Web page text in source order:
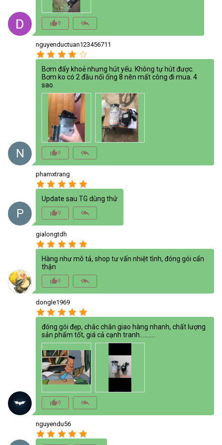
thumb_up_alt0 reply_all
N
nguyenductuan123456711
star star star star star_border
Bơm đẩy khoẻ nhưng hút yếu. Không tự hút được.
Bơm ko có 2 đầu nối ống 8 nên mất công đi mua. 4
sao.
thumb_up_alt0 reply_all
P
phamxtrang
star star star star star
Update sau TG dùng thử
thumb_up_alt0 reply_all
gialongtdh
star star star star star
Hàng như mô tả, shop tư vấn nhiệt tình, đóng gói cẩn
thận
thumb_up_alt0 reply_all
dongle1969
star star star star star
đóng gói đẹp, chắc chắn giao hàng nhanh, chất lượng
sản phẩm tốt, giá cả cạnh tranh...........
thumb_up_alt0 reply_all
nguyendu56
star star star star star